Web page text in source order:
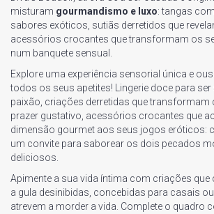
misturam gourmandismo e luxo: tangas
sabores exóticos, sutiãs derretidos que
acessórios crocantes que transformam os
num banquete sensual.
Explore uma experiência sensorial única e
todos os seus apetites! Lingerie doce para
paixão, criações derretidas que transformam
prazer gustativo, acessórios crocantes que
dimensão gourmet aos seus jogos eróticos:
um convite para saborear os dois pecados
deliciosos.
Apimente a sua vida íntima com criações que
a gula desinibidas, concebidas para casais
atrevem a morder a vida. Complete o quadro